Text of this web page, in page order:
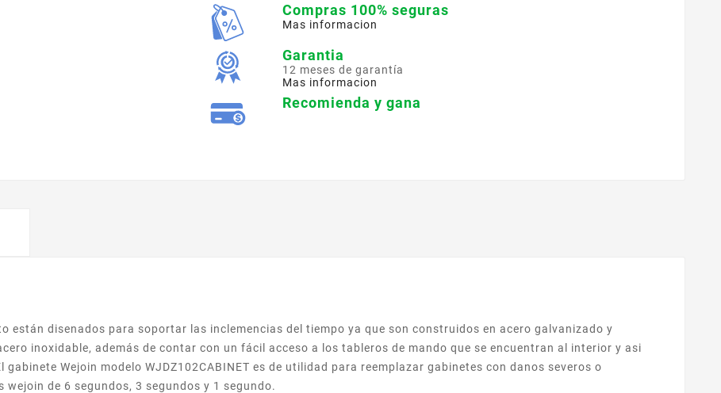
Compras 100% seguras
Mas informacion
Garantia
12 meses de garantía
Mas informacion
Recomienda y gana
están disenados para soportar las inclemencias del tiempo ya que son construidos en acero galvanizado y
inoxidable, además de contar con un fácil acceso a los tableros de mando que se encuentran al interior y asi
Wejoin modelo WJDZ102CABINET es de utilidad para reemplazar gabinetes con danos severos o
de 6 segundos, 3 segundos y 1 segundo.